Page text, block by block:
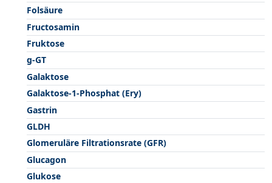
Folsäure
Fructosamin
Fruktose
g-GT
Galaktose
Galaktose-1-Phosphat (Ery)
Gastrin
GLDH
Glomeruläre Filtrationsrate (GFR)
Glucagon
Glukose